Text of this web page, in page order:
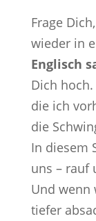
Frage
wieder in
Englisch
Dich
die ich
die
In diesem
uns – rauf
Und wenn
tiefer